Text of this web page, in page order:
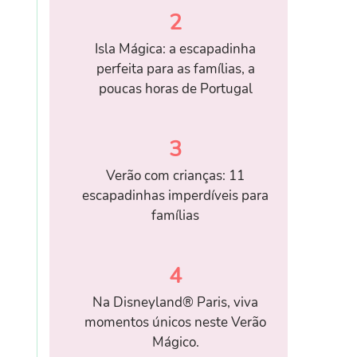
2
Isla Mágica: a escapadinha
perfeita para as famílias, a
poucas horas de Portugal
3
Verão com crianças: 11
escapadinhas imperdíveis para
famílias
4
Na Disneyland® Paris, viva
momentos únicos neste Verão
Mágico.